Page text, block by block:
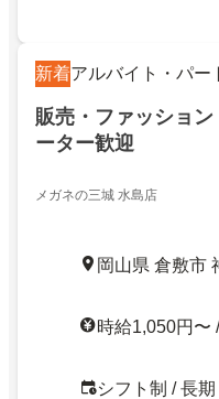
新着アルバイト・パー
販売・ファッショ
ーター歓迎
メガネの三城 水島店
岡山県 倉敷市
時給1,050円〜
シフト制 / 長期